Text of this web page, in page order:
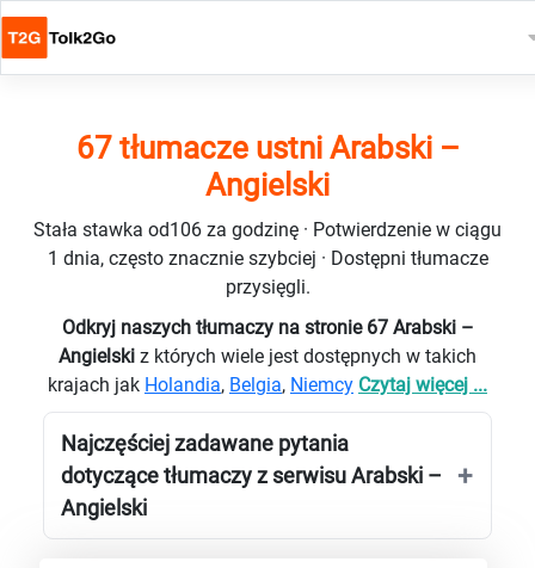
67 tłumacze ustni Arabski –
Angielski
Stała stawka od106 za godzinę · Potwierdzenie w ciągu
1 dnia, często znacznie szybciej · Dostępni tłumacze
przysięgli.
Odkryj naszych tłumaczy na stronie 67 Arabski –
Angielski z których wiele jest dostępnych w takich
krajach jak Holandia, Belgia, Niemcy Czytaj więcej ...
Najczęściej zadawane pytania
dotyczące tłumaczy z serwisu Arabski –
Angielski